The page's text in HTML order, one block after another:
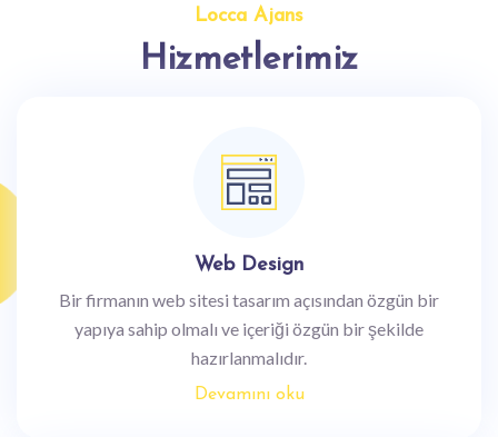
Locca Ajans
Hizmetlerimiz
Web Design
Bir firmanın web sitesi tasarım açısından özgün bir
yapıya sahip olmalı ve içeriği özgün bir şekilde
hazırlanmalıdır.
Devamını oku